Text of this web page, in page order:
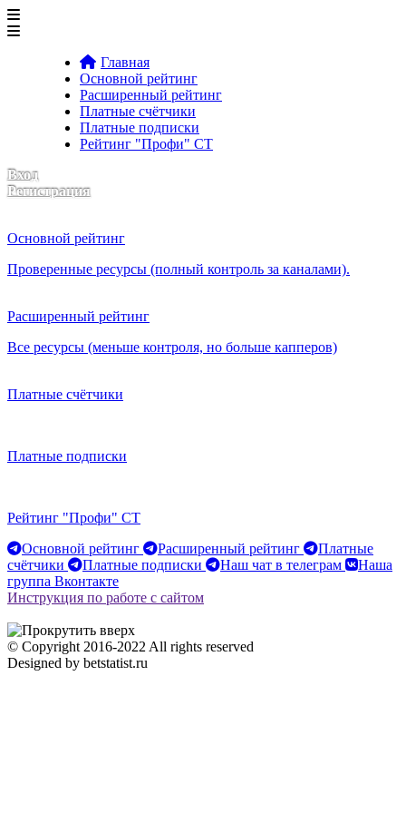
Главная
Основной рейтинг
Расширенный рейтинг
Платные счётчики
Платные подписки
Рейтинг "Профи" CT
Вход
Регистрация
Основной рейтинг
Проверенные ресурсы (полный контроль за каналами).
Расширенный рейтинг
Все ресурсы (меньше контроля, но больше капперов)
Платные счётчики
Платные подписки
Рейтинг "Профи" CT
Основной рейтинг
Расширенный рейтинг
Платные
счётчики
Платные подписки Наш чат в телеграм
Наша
группа Вконтакте
Инструкция по работе с сайтом
© Copyright 2016-2022 All rights reserved
Designed by betstatist.ru